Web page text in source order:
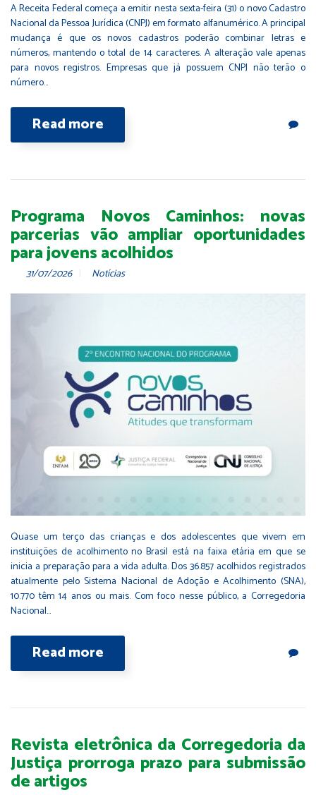
A Receita Federal começa a emitir nesta sexta-feira (31) o novo Cadastro
Nacional da Pessoa Jurídica (CNPJ) em formato alfanumérico. A principal
mudança é que os novos cadastros poderão combinar letras e
números, mantendo o total de 14 caracteres. A alteração vale apenas
para novos registros. Empresas que já possuem CNPJ não terão o
número…
Read more
Programa Novos Caminhos: novas
parcerias vão ampliar oportunidades
para jovens acolhidos
31/07/2026 Notícias
Quase um terço das crianças e dos adolescentes que vivem em
instituições de acolhimento no Brasil está na faixa etária em que se
inicia a preparação para a vida adulta. Dos 36.857 acolhidos registrados
atualmente pelo Sistema Nacional de Adoção e Acolhimento (SNA),
10.770 têm 14 anos ou mais. Com foco nesse público, a Corregedoria
Nacional…
Read more
Revista eletrônica da Corregedoria da
Justiça prorroga prazo para submissão
de artigos